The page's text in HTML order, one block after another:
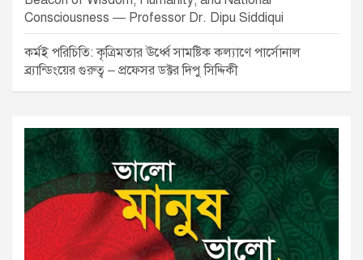
Consciousness — Professor Dr. Dipu Siddiqui
কর্মই পরিচিতি: কৃত্রিমতার ঊর্ধ্বে সামষ্টিক কল্যাণে পার্সোনাল
ব্র্যান্ডিংয়ের গুরুত্ব – প্রফেসর ডক্টর দিপু সিদ্দিকী